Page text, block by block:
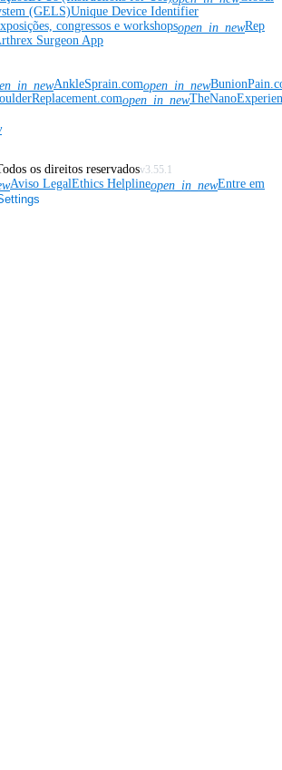
(GELS)Unique Device Identifier
congressos e workshopsopen_in_newRep
Surgeon App
AnkleSprain.comopen_in_new
open_in_new
os direitos reservadosv3.55.1
Aviso LegalEthics Helplineopen_in_newEntre em